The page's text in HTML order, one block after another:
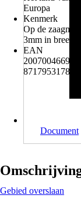
Europa
Kenmerk
Op de
3mm in
EAN
8717953178510
Document
Gebied overslaan